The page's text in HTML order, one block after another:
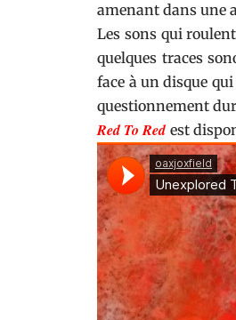
amenant dans une
Les sons qui
quelques traces
face à un disque
questionnement
Red To Red est